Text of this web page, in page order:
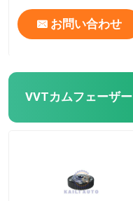
お問い合わせ
VVTカムフェーザー